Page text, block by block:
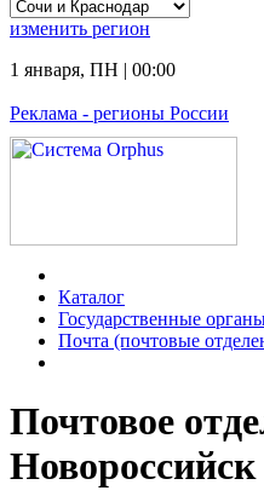
изменить регион
1 января, ПН | 00:00
Реклама - регионы России
Каталог
Государственные
Почта (почтовые
Почтовое
Новороссийск